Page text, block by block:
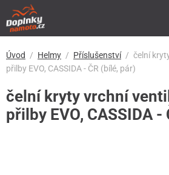
Úvod Helmy Příslušenství
čelní
přilby EVO, CASSIDA - ČR (bílé, pár)
čelní kryty vrchní
přilby EVO, CASSIDA -